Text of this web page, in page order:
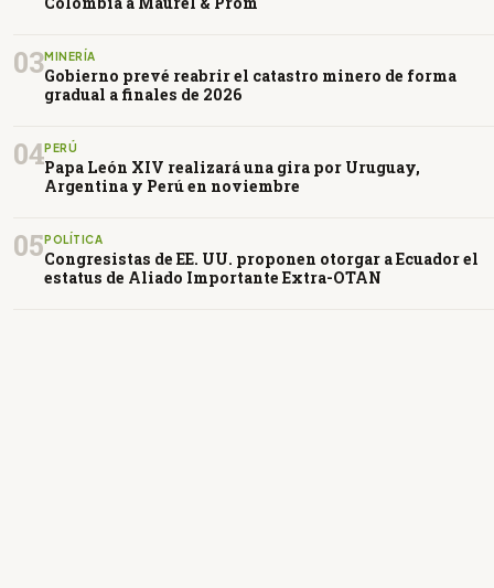
03MINERÍA
Gobierno prevé reabrir el catastro minero de forma
gradual a finales de 2026
04PERÚ
Papa León XIV realizará una gira por Uruguay,
Argentina y Perú en noviembre
05 POLÍTICA
Congresistas de EE. UU. proponen otorgar a Ecuador el
estatus de Aliado Importante Extra-OTAN